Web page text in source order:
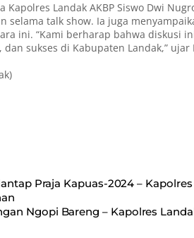
Landak AKBP Siswo Dwi
selama talk show. Ia juga
ini. “Kami berharap bahwa diskusi
sukses di Kabupaten Landak,” ujar
Praja Kapuas-2024 –
Ngopi Bareng – Kapolres